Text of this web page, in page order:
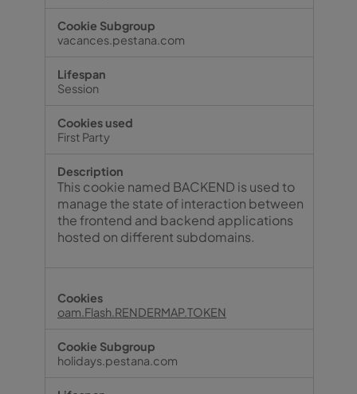
vacances.pestana.com
Session
First Party
This cookie named BACKEND is used to
manage the state of interaction between
the frontend and backend applications
hosted on different subdomains.
oam.Flash.RENDERMAP.TOKEN
holidays.pestana.com